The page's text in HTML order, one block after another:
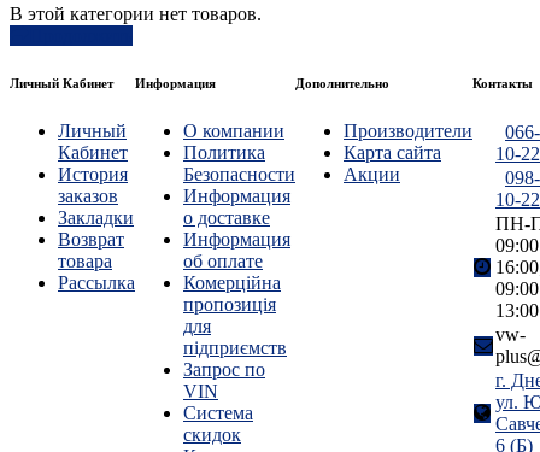
В этой категории нет товаров.
Личный Кабинет
Личный
Кабинет
История
заказов
Закладки
Возврат
товара
Рассылка
Информация
О компании
Политика
Безопасности
Информация
о доставке
Информация
об оплате
Комерційна
пропозиція
для
підприємств
Запрос по
VIN
Система
скидок
Дополнительно
Производители
Карта сайта
Акции
Контакты
10-22
10-22
ПН-
13:00
vw-
г.
ул.
6 (Б)